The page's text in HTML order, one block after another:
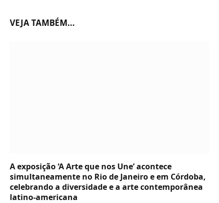
VEJA TAMBÉM...
A exposição ‘A Arte que nos Une’ acontece
simultaneamente no Rio de Janeiro e em Córdoba,
celebrando a diversidade e a arte contemporânea
latino-americana